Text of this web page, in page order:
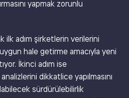
yapmak zorunlu
ilk adım şirketlerin verilerini
hale getirme amacıyla yeni
İkinci adım ise
dikkatlice yapılmasını
sürdürülebilirlik